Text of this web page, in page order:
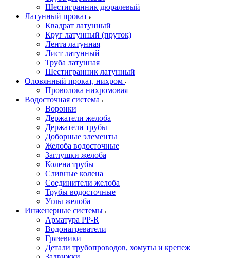
Шестигранник дюралевый
Латунный прокат
Квадрат латунный
Круг латунный (пруток)
Лента латунная
Лист латунный
Труба латунная
Шестигранник латунный
Оловянный прокат, нихром
Проволока нихромовая
Водосточная система
Воронки
Держатели желоба
Держатели трубы
Доборные элементы
Желоба водосточные
Заглушки желоба
Колена трубы
Сливные колена
Соединители желоба
Трубы водосточные
Углы желоба
Инженерные системы
Арматура PP-R
Водонагреватели
Грязевики
Детали трубопроводов, хомуты и крепеж